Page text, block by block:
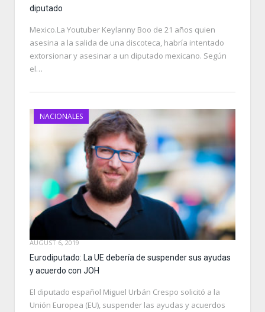
diputado
Mexico.La Youtuber Keylanny Boo de 21 años quien
asesina a la salida de una discoteca, habría intentado
extorsionar y asesinar a un diputado mexicano. Según
el…
NACIONALES
AUGUST 6, 2019
Eurodiputado: La UE debería de suspender sus ayudas
y acuerdo con JOH
El diputado español Miguel Urbán Crespo solicitó a la
Unión Europea (EU), suspender las ayudas y acuerdos